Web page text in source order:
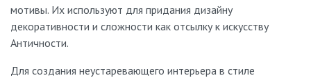
мотивы. Их используют для придания дизайну
декоративности и сложности как отсылку к искусству
Античности.
Для создания неустаревающего интерьера в стиле